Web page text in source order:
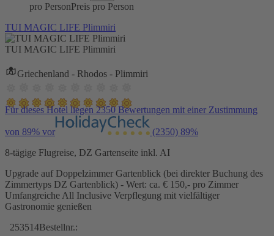
pro PersonPreis pro Person
TUI MAGIC LIFE Plimmiri
TUI MAGIC LIFE Plimmiri
Griechenland - Rhodos - Plimmiri
Für dieses Hotel liegen 2350 Bewertungen mit einer Zustimmung
von 89% vor (2350) 89%
8-tägige Flugreise, DZ Gartenseite inkl. AI
Upgrade auf Doppelzimmer Gartenblick (bei direkter Buchung des
Zimmertyps DZ Gartenblick) - Wert: ca. € 150,- pro Zimmer
Umfangreiche All Inclusive Verpflegung mit vielfältiger
Gastronomie genießen
253514Bestellnr.: